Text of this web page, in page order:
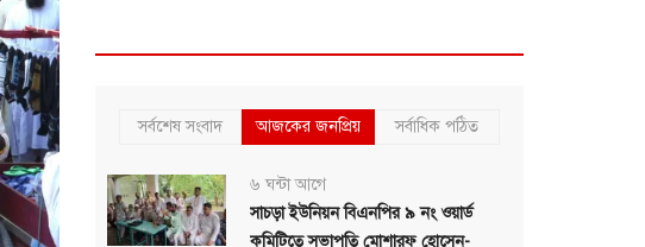
সর্বশেষ সংবাদ আজকের জনপ্রিয় সর্বাধিক পঠিত
৬ ঘন্টা আগে
সাচড়া ইউনিয়ন বিএনপির ৯ নং ওয়ার্ড
কমিটিতে সভাপতি মোশারফ হোসেন-